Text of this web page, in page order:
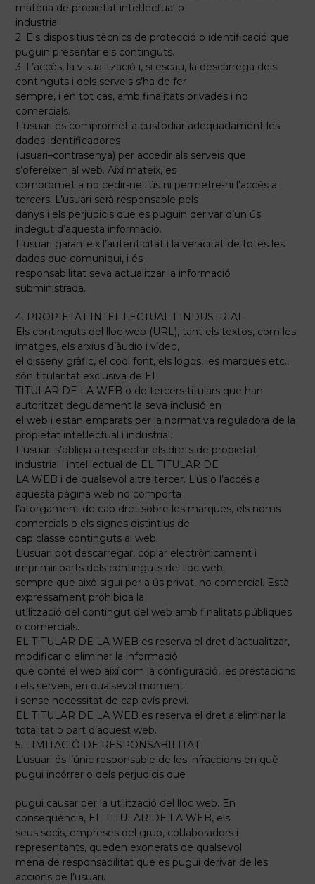
matèria de propietat intel.lectual o
industrial.
2. Els dispositius tècnics de protecció o identificació que
puguin presentar els continguts.
3. L’accés, la visualització i, si escau, la descàrrega dels
continguts i dels serveis s’ha de fer
sempre, i en tot cas, amb finalitats privades i no
comercials.
L’usuari es compromet a custodiar adequadament les
dades identificadores
(usuari–contrasenya) per accedir als serveis que
s’ofereixen al web. Així mateix, es
compromet a no cedir-ne l’ús ni permetre-hi l’accés a
tercers. L’usuari serà responsable pels
danys i els perjudicis que es puguin derivar d’un ús
indegut d’aquesta informació.
L’usuari garanteix l’autenticitat i la veracitat de totes les
dades que comuniqui, i és
responsabilitat seva actualitzar la informació
subministrada.
4. PROPIETAT INTEL.LECTUAL I INDUSTRIAL
Els continguts del lloc web (URL), tant els textos, com les
imatges, els arxius d’àudio i vídeo,
el disseny gràfic, el codi font, els logos, les marques etc.,
són titularitat exclusiva de EL
TITULAR DE LA WEB o de tercers titulars que han
autoritzat degudament la seva inclusió en
el web i estan emparats per la normativa reguladora de la
propietat intel.lectual i industrial.
L’usuari s’obliga a respectar els drets de propietat
industrial i intel.lectual de EL TITULAR DE
LA WEB i de qualsevol altre tercer. L’ús o l’accés a
aquesta pàgina web no comporta
l’atorgament de cap dret sobre les marques, els noms
comercials o els signes distintius de
cap classe continguts al web.
L’usuari pot descarregar, copiar electrònicament i
imprimir parts dels continguts del lloc web,
sempre que això sigui per a ús privat, no comercial. Està
expressament prohibida la
utilització del contingut del web amb finalitats públiques
o comercials.
EL TITULAR DE LA WEB es reserva el dret d’actualitzar,
modificar o eliminar la informació
que conté el web així com la configuració, les prestacions
i els serveis, en qualsevol moment
i sense necessitat de cap avís previ.
EL TITULAR DE LA WEB es reserva el dret a eliminar la
totalitat o part d’aquest web.
5. LIMITACIÓ DE RESPONSABILITAT
L’usuari és l’únic responsable de les infraccions en què
pugui incórrer o dels perjudicis que
pugui causar per la utilització del lloc web. En
conseqüència, EL TITULAR DE LA WEB, els
seus socis, empreses del grup, col.laboradors i
representants, queden exonerats de qualsevol
mena de responsabilitat que es pugui derivar de les
accions de l’usuari.